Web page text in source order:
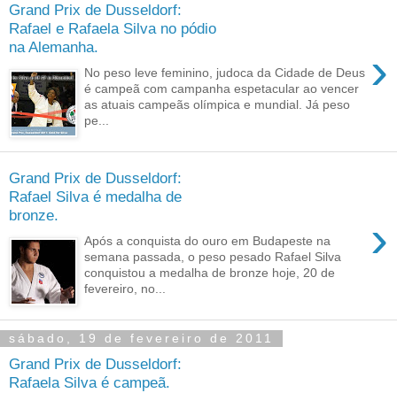
Grand Prix de Dusseldorf:
Rafael e Rafaela Silva no pódio
na Alemanha.
›
No peso leve feminino, judoca da Cidade de Deus
é campeã com campanha espetacular ao vencer
as atuais campeãs olímpica e mundial. Já peso
pe...
Grand Prix de Dusseldorf:
Rafael Silva é medalha de
bronze.
›
Após a conquista do ouro em Budapeste na
semana passada, o peso pesado Rafael Silva
conquistou a medalha de bronze hoje, 20 de
fevereiro, no...
sábado, 19 de fevereiro de 2011
Grand Prix de Dusseldorf:
Rafaela Silva é campeã.